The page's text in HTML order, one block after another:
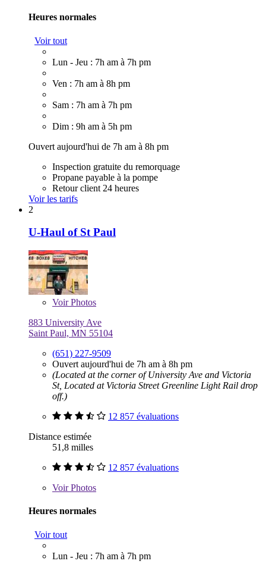
Heures normales
Voir tout
Lun - Jeu : 7h am à 7h pm
Ven : 7h am à 8h pm
Sam : 7h am à 7h pm
Dim : 9h am à 5h pm
Ouvert aujourd'hui de 7h am à 8h pm
Inspection gratuite du remorquage
Propane payable à la pompe
Retour client 24 heures
Voir les tarifs
2
U-Haul of St Paul
VoirPhotos
883 University Ave
Saint Paul, MN 55104
(651) 227-9509
Ouvert aujourd'hui de 7h am à 8h pm
(Located at the corner of University Ave and Victoria
St, Located at Victoria Street Greenline Light Rail drop
off.)
12 857 évaluations
Distance estimée
51,8 milles
12 857 évaluations
VoirPhotos
Heures normales
Voir tout
Lun - Jeu : 7h am à 7h pm